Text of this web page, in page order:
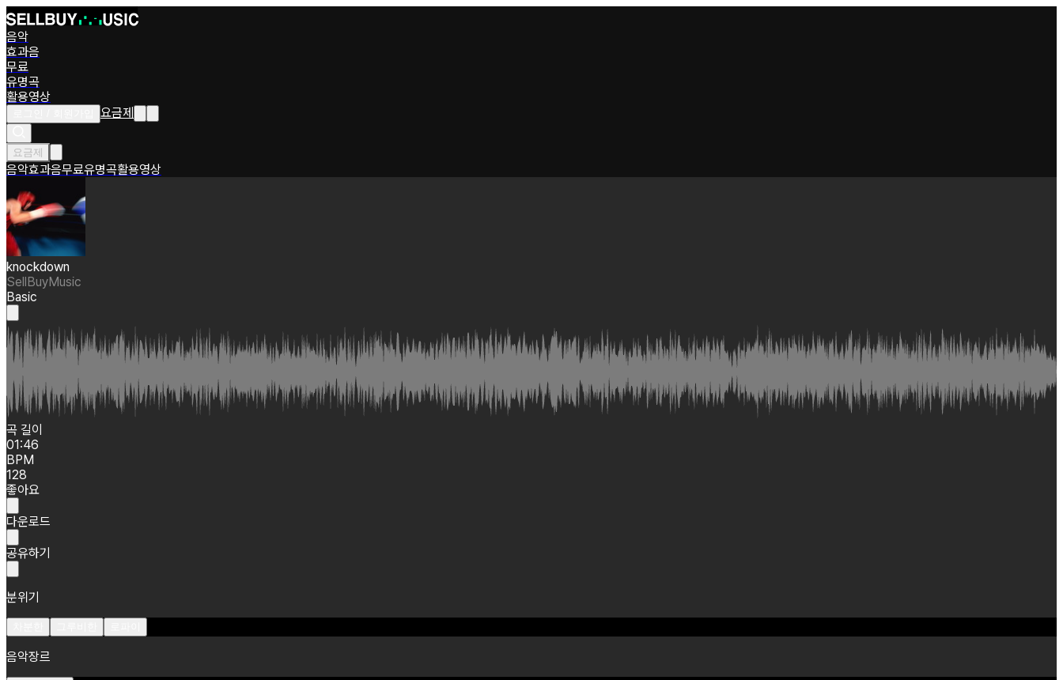
음악
효과음
무료
유명곡
활용영상
요금제
요금제
음악효과음무료유명곡활용영상
knockdown
SellBuyMusic
Basic
곡 길이
01:46
BPM
128
좋아요
다운로드
공유하기
분위기
음악장르